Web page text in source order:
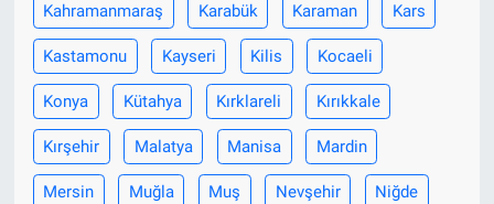
Kahramanmaraş Karabük Karaman Kars
Kastamonu Kayseri Kilis Kocaeli
Konya Kütahya Kırklareli Kırıkkale
Kırşehir Malatya Manisa Mardin
Mersin Muğla Muş Nevşehir Niğde